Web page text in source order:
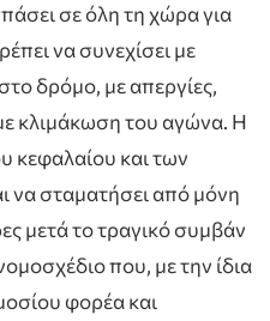
σε όλη τη χώρα για
να συνεχίσει με
δρόμο, με απεργίες,
κλιμάκωση του αγώνα. Η
κεφαλαίου και των
να σταματήσει από μόνη
μετά το τραγικό συμβάν
που, με την ίδια
φορέα και